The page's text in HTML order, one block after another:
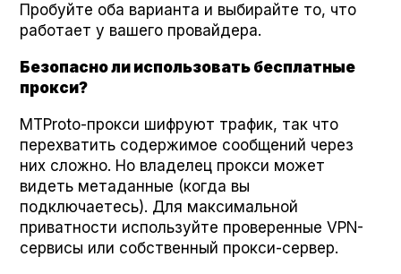
Пробуйте оба варианта и выбирайте то, что
работает у вашего провайдера.
Безопасно ли использовать бесплатные
прокси?
MTPro­to-прокси шифруют трафик, так что
перехватить содержимое сообщений через
них сложно. Но владелец прокси может
видеть метаданные (когда вы
подключаетесь). Для максимальной
приватности используйте проверенные VPN-
сервисы или собственный прокси-сервер.